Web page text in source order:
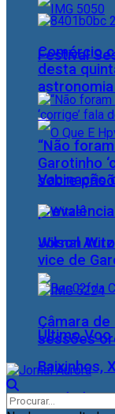
Festival
Vacinação
Jornal
Último
Baixinhos,
as idades,
Comércio
desta
“Não
Garotinho
sobre
Wilson
vice de
Câmara
sessões